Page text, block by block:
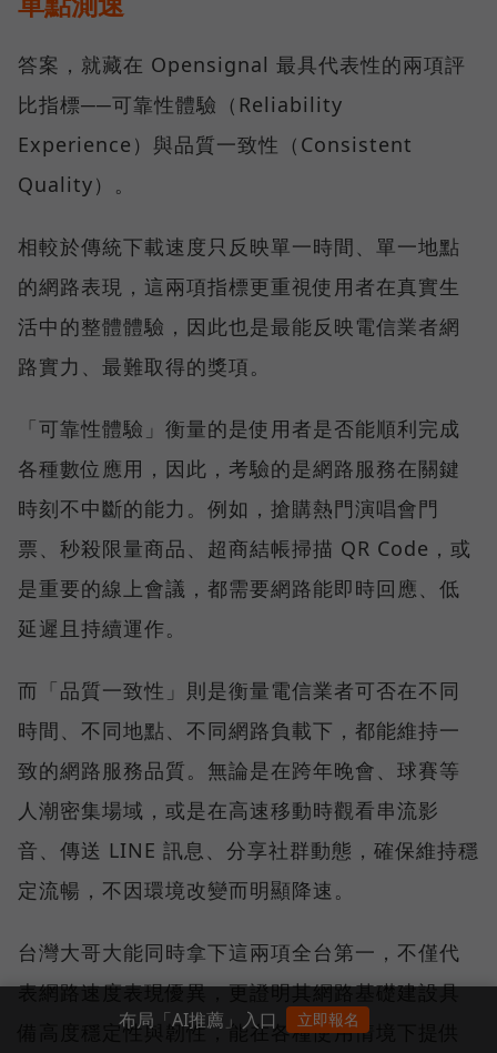
答案，就藏在 Opensignal 最具代表性的兩項評
比指標──可靠性體驗（Reliability
Experience）與品質一致性（Consistent
Quality）。
相較於傳統下載速度只反映單一時間、單一地點
的網路表現，這兩項指標更重視使用者在真實生
活中的整體體驗，因此也是最能反映電信業者網
路實力、最難取得的獎項。
「可靠性體驗」衡量的是使用者是否能順利完成
各種數位應用，因此，考驗的是網路服務在關鍵
時刻不中斷的能力。例如，搶購熱門演唱會門
票、秒殺限量商品、超商結帳掃描 QR Code，或
是重要的線上會議，都需要網路能即時回應、低
延遲且持續運作。
而「品質一致性」則是衡量電信業者可否在不同
時間、不同地點、不同網路負載下，都能維持一
致的網路服務品質。無論是在跨年晚會、球賽等
人潮密集場域，或是在高速移動時觀看串流影
音、傳送 LINE 訊息、分享社群動態，確保維持穩
定流暢，不因環境改變而明顯降速。
台灣大哥大能同時拿下這兩項全台第一，不僅代
表網路速度表現優異，更證明其網路基礎建設具
備高度穩定性與韌性，能在各種使用情境下提供
布局「AI推薦」入口 立即報名